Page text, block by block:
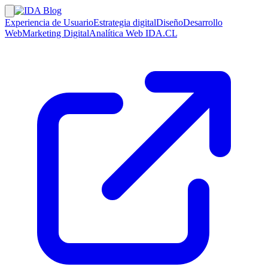
Experiencia de UsuarioEstrategia digitalDiseñoDesarrollo
WebMarketing DigitalAnalítica Web IDA.CL